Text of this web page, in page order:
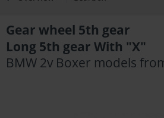
Gear wheel 5th gear
Long 5th gear With "X"
BMW 2v Boxer models